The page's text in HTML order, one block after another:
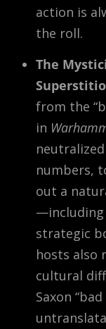
action is
the roll.
The
from the
in
numbers,
out a
—including
strategic
hosts also
cultural
Saxon